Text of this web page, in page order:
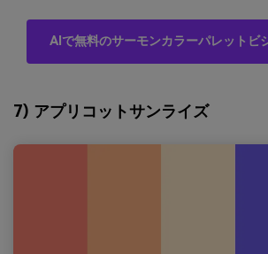
AIで無料のサーモンカラーパレットビ
7) アプリコットサンライズ